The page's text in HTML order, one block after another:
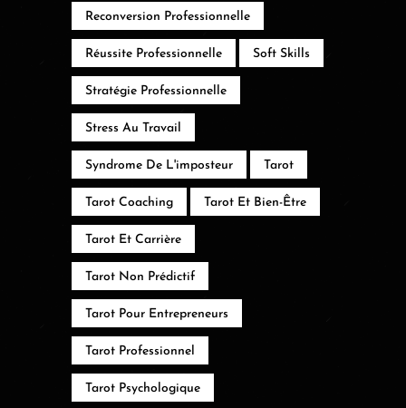
Reconversion Professionnelle
Réussite Professionnelle Soft Skills
Stratégie Professionnelle
Stress Au Travail
Syndrome De L'imposteur Tarot
Tarot Coaching Tarot Et Bien-Être
Tarot Et Carrière
Tarot Non Prédictif
Tarot Pour Entrepreneurs
Tarot Professionnel
Tarot Psychologique